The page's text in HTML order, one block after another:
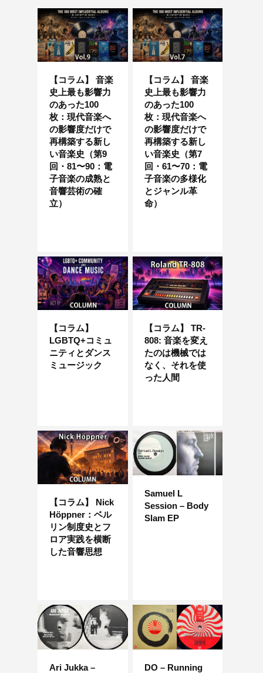
【コラム】 音楽
史上最も影響力
のあった100
枚：現代音楽へ
の影響度だけで
再構築する新し
い音楽史（第9
回・81〜90：電
子音楽の成熟と
音響芸術の確
立）
【コラム】 音楽
史上最も影響力
のあった100
枚：現代音楽へ
の影響度だけで
再構築する新し
い音楽史（第7
回・61〜70：電
子音楽の多様化
とジャンル革
命）
【コラム】
LGBTQ+コミュ
ニティとダンス
ミュージック
【コラム】 TR-
808: 音楽を変え
たのは機械では
なく、それを使
った人間
【コラム】 Nick
Höppner：ベル
リン制度史とフ
ロア実践を横断
した音響思想
Samuel L
Session – Body
Slam EP
Ari Jukka –
DO – Running